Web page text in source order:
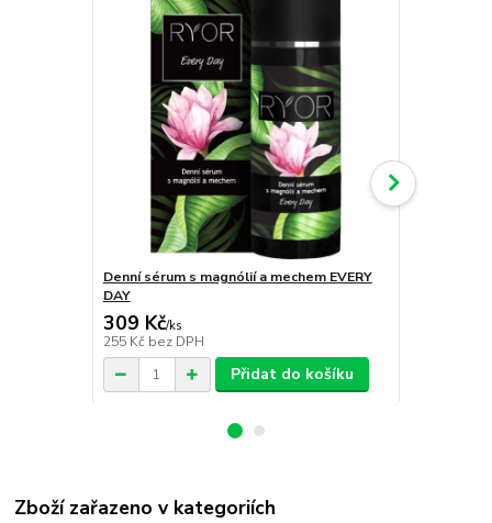
Denní sérum s magnólií a mechem EVERY
DAY
309 Kč/ks
255 Kč bez DPH
Přidat do košíku
Zboží zařazeno v kategoriích